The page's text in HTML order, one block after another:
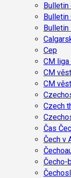
Bulletin
Bulletin
Cep
CM liga
CM
CM
Czech
Čas
Čech v
Čecho-